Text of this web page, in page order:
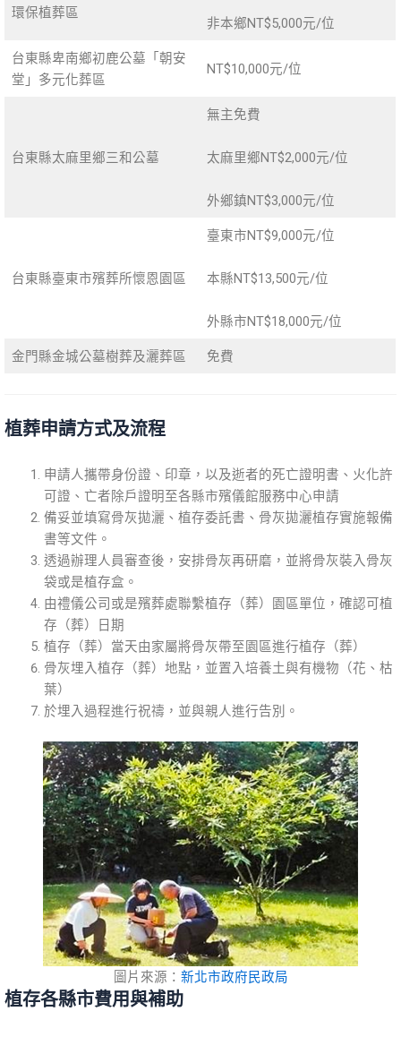
環保植葬區
非本鄉NT$5,000元/位
台東縣卑南鄉初鹿公墓「朝安
堂」多元化葬區
NT$10,000元/位
台東縣太麻里鄉三和公墓
無主免費
太麻里鄉NT$2,000元/位
外鄉鎮NT$3,000元/位
台東縣臺東市殯葬所懷恩園區
臺東市NT$9,000元/位
本縣NT$13,500元/位
外縣市NT$18,000元/位
金門縣金城公墓樹葬及灑葬區 免費
植葬申請方式及流程
申請人攜帶身份證、印章，以及逝者的死亡證明書、火化許
可證、亡者除戶證明至各縣市殯儀館服務中心申請
備妥並填寫骨灰拋灑、植存委託書、骨灰拋灑植存實施報備
書等文件。
透過辦理人員審查後，安排骨灰再研磨，並將骨灰裝入骨灰
袋或是植存盒。
由禮儀公司或是殯葬處聯繫植存（葬）園區單位，確認可植
存（葬）日期
植存（葬）當天由家屬將骨灰帶至園區進行植存（葬）
骨灰埋入植存（葬）地點，並置入培養土與有機物（花、枯
葉）
於埋入過程進行祝禱，並與親人進行告別。
圖片來源： 新北市政府民政局
植存各縣市費用與補助